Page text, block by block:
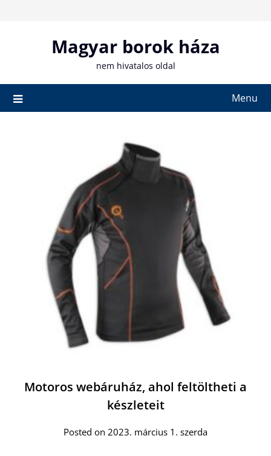
Magyar borok háza
nem hivatalos oldal
Menu
Motoros webáruház, ahol feltöltheti a
készleteit
Posted on 2023. március 1. szerda